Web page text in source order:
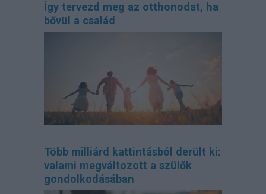
Így tervezd meg az otthonodat, ha
bővül a család
Több milliárd kattintásból derült ki:
valami megváltozott a szülők
gondolkodásában